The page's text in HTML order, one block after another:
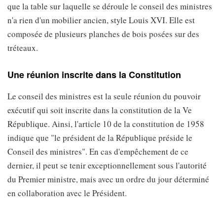
que la table sur laquelle se déroule le conseil des ministres
n'a rien d'un mobilier ancien, style Louis XVI. Elle est
composée de plusieurs planches de bois posées sur des
tréteaux.
Une réunion inscrite dans la Constitution
Le conseil des ministres est la seule réunion du pouvoir
exécutif qui soit inscrite dans la constitution de la Ve
République. Ainsi, l'article 10 de la constitution de 1958
indique que "le président de la République préside le
Conseil des ministres". En cas d'empêchement de ce
dernier, il peut se tenir exceptionnellement sous l'autorité
du Premier ministre, mais avec un ordre du jour déterminé
en collaboration avec le Président.